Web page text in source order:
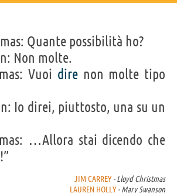
Quante possibilità ho?
Non molte.
Vuoi direnon molte tipo
Io direi, piuttosto, una su un
…Allora stai dicendo che
JIM CARREY - Lloyd Christmas
LAUREN HOLLY - Mary Swanson